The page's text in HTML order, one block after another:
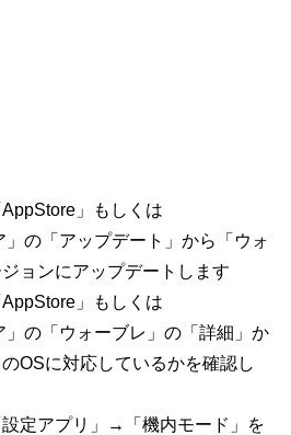
」もしくは
」の「アップデート」から「ウォ
ョンにアップデートします
」もしくは
」の「ウォーブレ」の「詳細」か
OSに対応しているかを確認し
定アプリ」→「機内モード」を